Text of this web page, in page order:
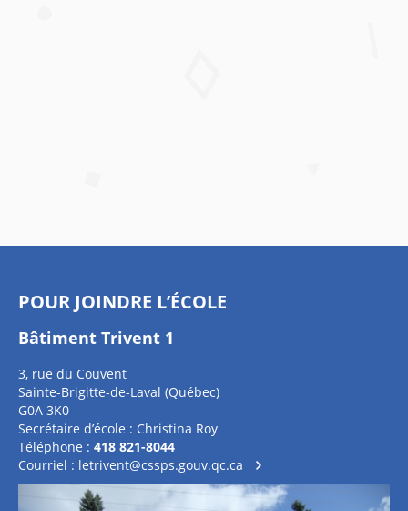
POUR JOINDRE L’ÉCOLE
Bâtiment Trivent 1
3, rue du Couvent
Sainte-Brigitte-de-Laval (Québec)
G0A 3K0
Secrétaire d’école : Christina Roy
Téléphone : 418 821-8044
Courriel : letrivent@cssps.gouv.qc.ca